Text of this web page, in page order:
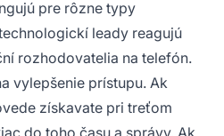
pre rôzne typy
leady reagujú
rozhodovatelia na telefón.
vylepšenie prístupu. Ak
získavate pri treťom